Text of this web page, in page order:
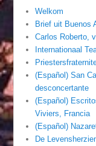
Welkom
Brief uit Buenos
Carlos Roberto,
Internationaal
(Español) San
desconcertante
(Español)
Viviers, Francia
(Español)
De